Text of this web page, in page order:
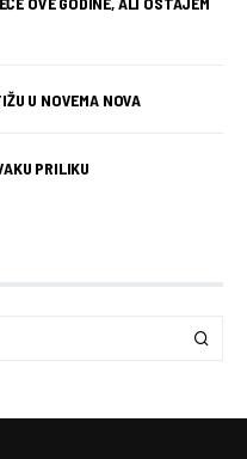
U NOVEMA NOVA
PRILIKU